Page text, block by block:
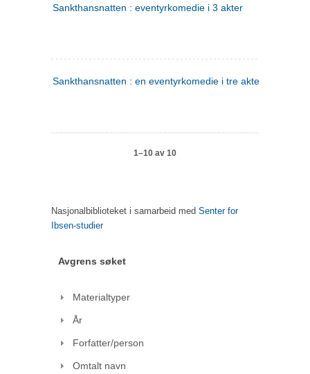
Sankthansnatten : eventyrkomedie i 3 akter
Sankthansnatten : en eventyrkomedie i tre akter
1–10 av 10
Nasjonalbiblioteket i samarbeid med Senter for
Ibsen-studier
Avgrens søket
Materialtyper
År
Forfatter/person
Omtalt navn